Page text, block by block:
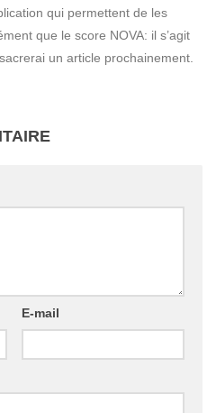
qui permettent de les
que le score NOVA: il s’agit
un article prochainement.
E-mail